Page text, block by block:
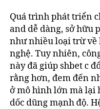
Quá trình phát triển
and dễ dàng, sở hữu
như nhiều loại trừ về
nghệ. Tuy nhiên,
này đã giúp shbet c
rằng hơn, đem đến
ở mô hình lớn mà lại
dốc dũng mạnh độ.